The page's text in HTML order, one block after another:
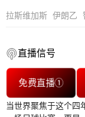
拉斯维加斯 伊朗乙
直播信号
免费直播①
当世界聚焦于这个四